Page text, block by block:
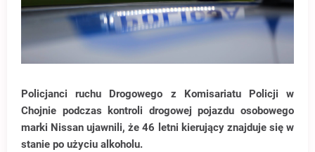
Policjanci ruchu Drogowego z Komisariatu Policji w
Chojnie podczas kontroli drogowej pojazdu osobowego
marki Nissan ujawnili, że 46 letni kierujący znajduje się w
stanie po użyciu alkoholu.